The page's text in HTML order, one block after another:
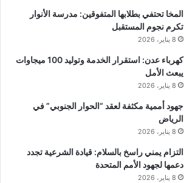
المخا تحتفي بطلابها المتفوقين: مدرسة الأنوار
تكرم نجوم المستقبل
8 يناير، 2026
كهرباء عدن: استقرار الخدمة وتوليد 100 ميجاوات
يبعث الأمل
8 يناير، 2026
جهود أممية مكثفة لعقد “الحوار الجنوبي” في
الرياض
8 يناير، 2026
التزام يمني راسخ بالسلام: قيادة الشرعية تجدد
دعمها لجهود الأمم المتحدة
8 يناير، 2026